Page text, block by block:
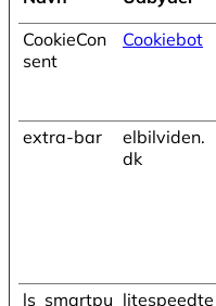
CookieCon
sent
Cookiebot
extra-bar
elbilviden.
dk
ls_smartpu litespeedte